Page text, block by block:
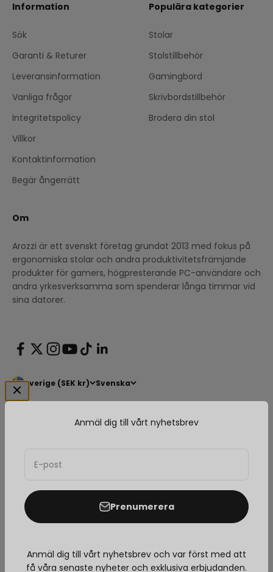
Anmäl dig till vårt nyhetsbrev
E-post
Prenumerera
Anmäl dig till vårt nyhetsbrev och var först med att
få våra senaste nyheter och exklusiva erbjudanden.
Information
Sök
Garanti & Returer
Leveransinformation
Vanliga frågor
Integritetspolicy
Villkor
Kontaktinformation
Begär ångerrätt
Populära kategorier
Stolar
Stolstillbehör
Gamingbord
Skrivbordstillbehör
Brodera din stol
Om
Arozzi är ett svenskt företag grundat 2013 med fokus på
ergonomiska stolar och andra produktivitetsfrämjande
produkter för gamers, högpresterande PC-användare och
andra yrkesverksamma som spenderar långa timmar vid
sina datorer.
Sverige (SEK kr) Svenska
© 2026, Arozzi Europe.